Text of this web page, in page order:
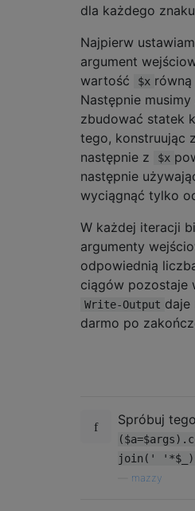
dla każdego
Najpierw
argument
wartość
$x równą
Następnie
zbudować statek
tego, konstruując
następnie z
$x
następnie
wyciągnąć tylko
W każdej iteracji
argumenty
odpowiednią
ciągów pozostaje
Write-Output daje
darmo po
Spróbuj
join('
mazzy